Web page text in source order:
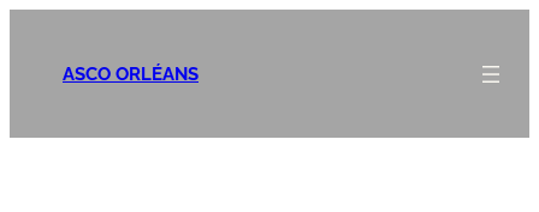
contenuASCO ORLÉANS